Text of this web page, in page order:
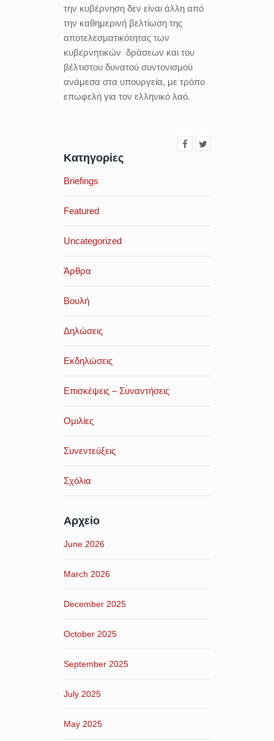
την κυβέρνηση δεν είναι άλλη από
την καθημερινή βελτίωση της
αποτελεσματικότητας των
κυβερνητικών δράσεων και του
βέλτιστου δυνατού συντονισμού
ανάμεσα στα υπουργεία, με τρόπο
επωφελή για τον ελληνικό λαό.
Κατηγορίες
Briefings
Featured
Uncategorized
Άρθρα
Βουλή
Δηλώσεις
Εκδηλώσεις
Επισκέψεις – Συναντήσεις
Ομιλίες
Συνεντεύξεις
Σχόλια
Αρχείο
June 2026
March 2026
December 2025
October 2025
September 2025
July 2025
May 2025